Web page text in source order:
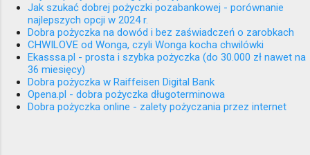
Jak szukać dobrej pożyczki pozabankowej - porównanie
najlepszych opcji w 2024 r.
Dobra pożyczka na dowód i bez zaświadczeń o zarobkach
CHWILOVE od Wonga, czyli Wonga kocha chwilówki
Ekasssa.pl - prosta i szybka pożyczka (do 30.000 zł nawet na
36 miesięcy)
Dobra pożyczka w Raiffeisen Digital Bank
Opena.pl - dobra pożyczka długoterminowa
Dobra pożyczka online - zalety pożyczania przez internet